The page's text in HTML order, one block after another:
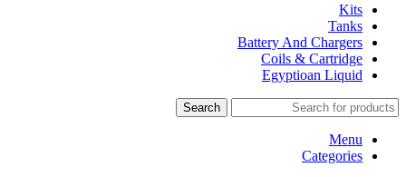
Kits
Tanks
Battery And Chargers
Coils & Cartridge
Egyptioan Liquid
Search
Menu
Categories